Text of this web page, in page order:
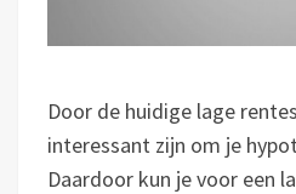
Door de huidige lage
interessant zijn om je
Daardoor kun je voor een